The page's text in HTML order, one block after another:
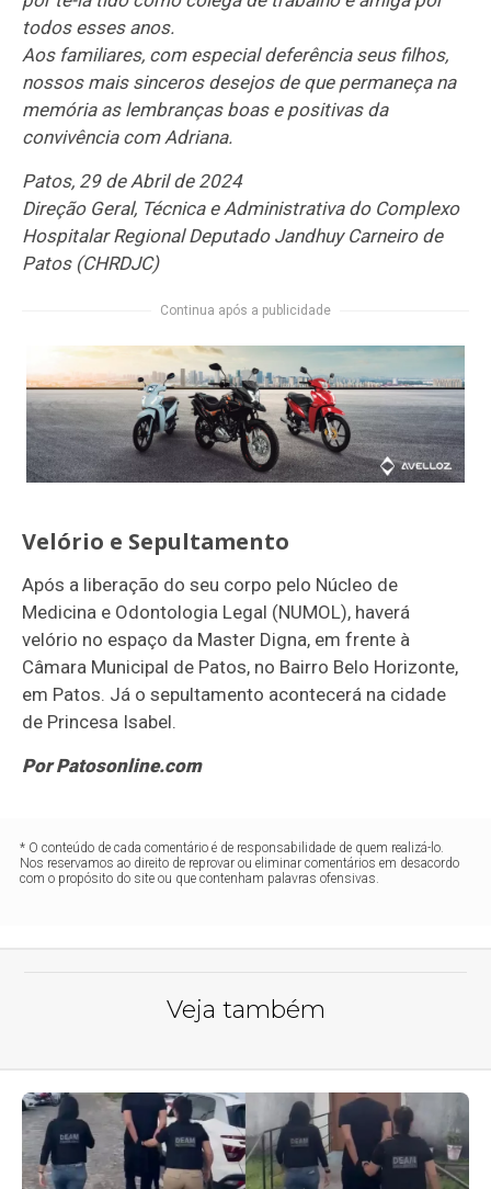
todos esses anos.
Aos familiares, com especial deferência seus filhos,
nossos mais sinceros desejos de que permaneça na
memória as lembranças boas e positivas da
convivência com Adriana.
Patos, 29 de Abril de 2024
Direção Geral, Técnica e Administrativa do Complexo
Hospitalar Regional Deputado Jandhuy Carneiro de
Patos (CHRDJC)
Continua após a publicidade
Velório e Sepultamento
Após a liberação do seu corpo pelo Núcleo de
Medicina e Odontologia Legal (NUMOL), haverá
velório no espaço da Master Digna, em frente à
Câmara Municipal de Patos, no Bairro Belo Horizonte,
em Patos. Já o sepultamento acontecerá na cidade
de Princesa Isabel.
Por Patosonline.com
* O conteúdo de cada comentário é de responsabilidade de quem realizá-lo.
Nos reservamos ao direito de reprovar ou eliminar comentários em desacordo
com o propósito do site ou que contenham palavras ofensivas.
Veja também